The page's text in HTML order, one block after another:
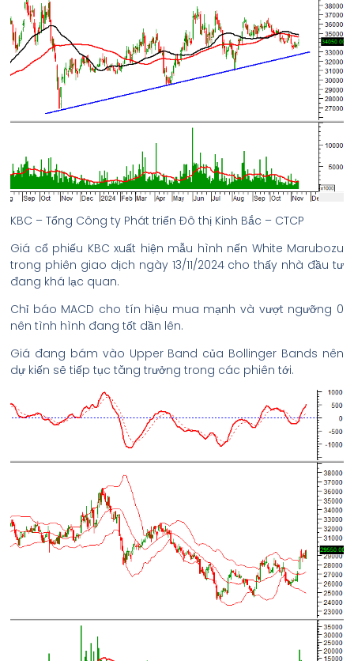
KBC – Tổng Công ty Phát triển Đô thị Kinh Bắc – CTCP
Giá cổ phiếu KBC xuất hiện mẫu hình nến White Marubozu
trong phiên giao dịch ngày 13/11/2024 cho thấy nhà đầu tư
đang khá lạc quan.
Chỉ báo MACD cho tín hiệu mua mạnh và vượt ngưỡng 0
nên tình hình đang tốt dần lên.
Giá đang bám vào Upper Band của Bollinger Bands nên
dự kiến sẽ tiếp tục tăng trưởng trong các phiên tới.